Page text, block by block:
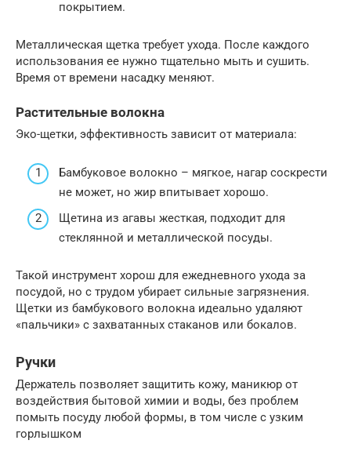
покрытием.
Металлическая щетка требует ухода. После каждого
использования ее нужно тщательно мыть и сушить.
Время от времени насадку меняют.
Растительные волокна
Эко-щетки, эффективность зависит от материала:
Бамбуковое волокно – мягкое, нагар соскрести
не может, но жир впитывает хорошо.
Щетина из агавы жесткая, подходит для
стеклянной и металлической посуды.
Такой инструмент хорош для ежедневного ухода за
посудой, но с трудом убирает сильные загрязнения.
Щетки из бамбукового волокна идеально удаляют
«пальчики» с захватанных стаканов или бокалов.
Ручки
Держатель позволяет защитить кожу, маникюр от
воздействия бытовой химии и воды, без проблем
помыть посуду любой формы, в том числе с узким
горлышком